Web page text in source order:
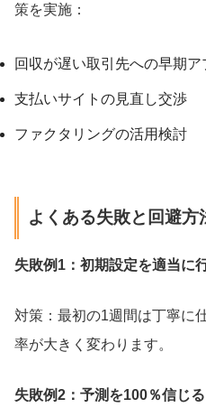
策を実施：
回収が遅い取引先への早期ア
支払いサイトの見直し交渉
ファクタリングの活用検討
よくある失敗と回避方
失敗例1：初期設定を適当に
対策：最初の1週間は丁寧に
率が大きく変わります。
失敗例2：予測を100％信じる